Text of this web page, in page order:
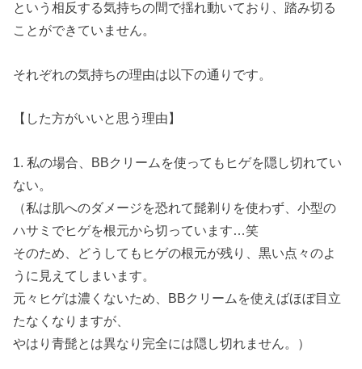
という相反する気持ちの間で揺れ動いており、踏み切る
ことができていません。
それぞれの気持ちの理由は以下の通りです。
【した方がいいと思う理由】
1. 私の場合、BBクリームを使ってもヒゲを隠し切れてい
ない。
（私は肌へのダメージを恐れて髭剃りを使わず、小型の
ハサミでヒゲを根元から切っています…笑
そのため、どうしてもヒゲの根元が残り、黒い点々のよ
うに見えてしまいます。
元々ヒゲは濃くないため、BBクリームを使えばほぼ目立
たなくなりますが、
やはり青髭とは異なり完全には隠し切れません。）